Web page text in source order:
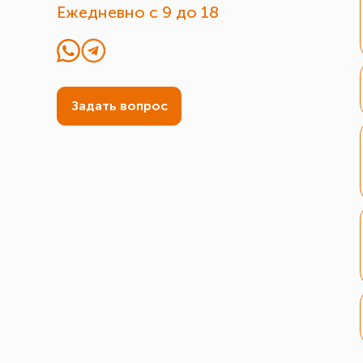
Ежедневно c 9 до 18
Задать вопрос